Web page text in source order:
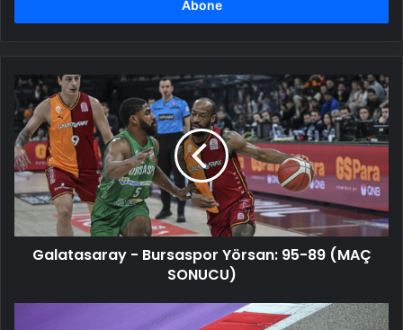
Galatasaray
-
Bursaspor
Yörsan:
95-
89
(MAÇ
SONUCU)
Galatasaray - Bursaspor Yörsan: 95-89 (MAÇ
SONUCU)